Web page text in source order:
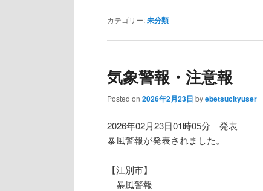
カテゴリー:未分類
気象警報・注意報
Posted on 2026年2月23日 byebetsucityuser
2026年02月23日01時05分 発表
暴風警報が発表されました。
【江別市】
暴風警報